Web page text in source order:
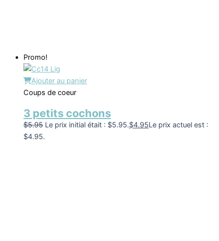
Promo!
Ajouter au panier
Coups de coeur
3 petits cochons
$5.95 Le prix initial était : $5.95.$4.95Le prix actuel est :
$4.95.